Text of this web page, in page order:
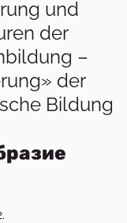
und
der
–
der
Bildung